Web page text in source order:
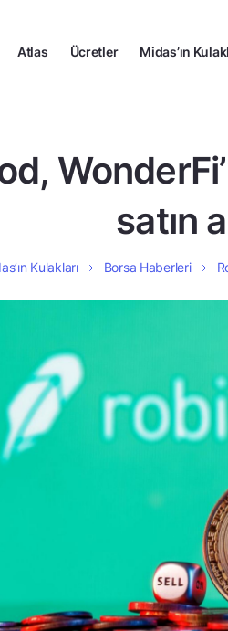
Atlas Ücretler Midas’ın
satın
Kulakları Borsa Haberleri